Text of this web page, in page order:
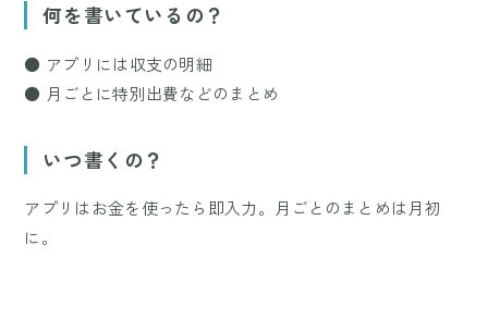
何を書いているの？
● アプリには収支の明細
● 月ごとに特別出費などのまとめ
いつ書くの？
アプリはお金を使ったら即入力。月ごとのまとめは月初
に。